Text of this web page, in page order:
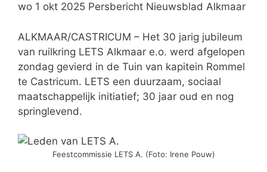
wo 1 okt 2025 Persbericht Nieuwsblad Alkmaar
ALKMAAR/CASTRICUM – Het 30 jarig jubileum
van ruilkring LETS Alkmaar e.o. werd afgelopen
zondag gevierd in de Tuin van kapitein Rommel
te Castricum. LETS een duurzaam, sociaal
maatschappelijk initiatief; 30 jaar oud en nog
springlevend.
Feestcommissie LETS A. (Foto: Irene Pouw)